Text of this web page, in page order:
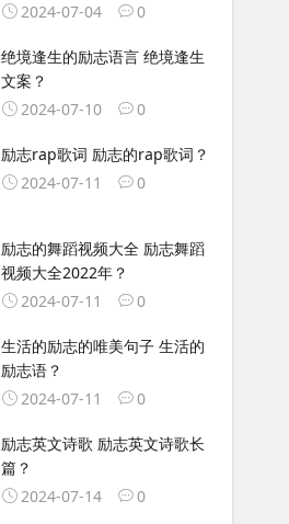
2024-07-04
0
绝境逢生的励志语言 绝境逢生
文案？
2024-07-10
0
励志rap歌词 励志的rap歌词？
2024-07-11
0
励志的舞蹈视频大全 励志舞蹈
视频大全2022年？
2024-07-11
0
生活的励志的唯美句子 生活的
励志语？
2024-07-11
0
励志英文诗歌 励志英文诗歌长
篇？
2024-07-14
0